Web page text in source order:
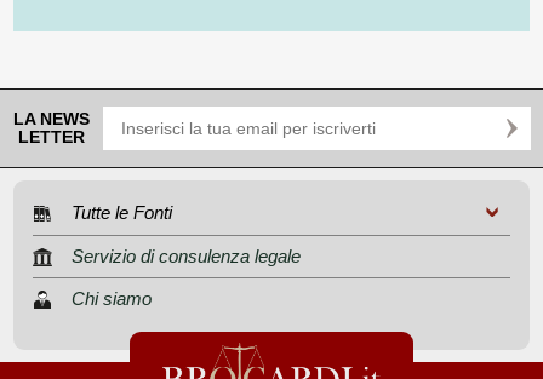
LA NEWS
LETTER
Tutte le Fonti
Servizio di consulenza legale
Chi siamo